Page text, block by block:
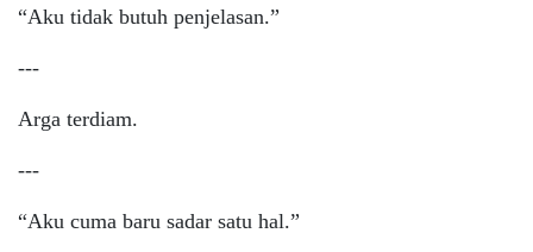
“Aku tidak butuh penjelasan.”
---
Arga terdiam.
---
“Aku cuma baru sadar satu hal.”